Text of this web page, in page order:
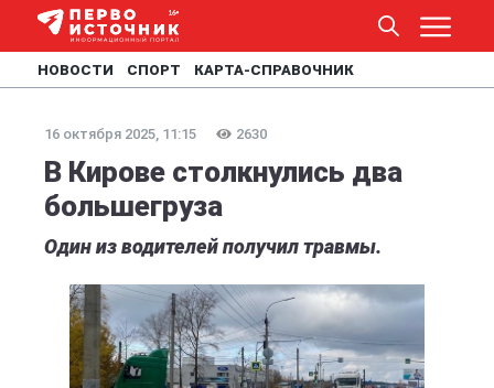
НОВОСТИ СПОРТ КАРТА-СПРАВОЧНИК
16 октября 2025, 11:15 2630
В Кирове столкнулись два
большегруза
Один из водителей получил травмы.